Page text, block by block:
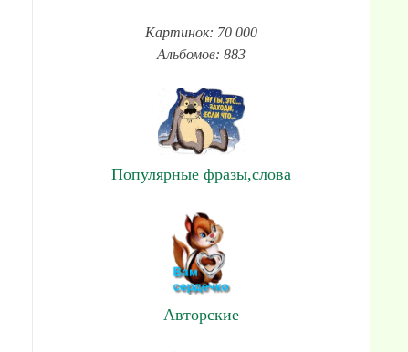
Картинок: 70 000
Альбомов: 883
Популярные фразы,слова
Авторские